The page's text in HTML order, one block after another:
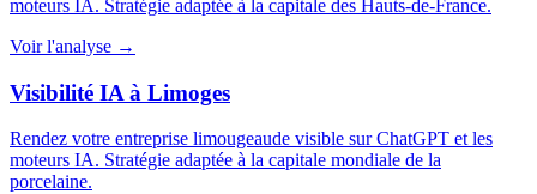
moteurs IA. Stratégie adaptée à la capitale des Hauts-de-France.
Voir l'analyse →
Visibilité IA à Limoges
Rendez votre entreprise limougeaude visible sur ChatGPT et les
moteurs IA. Stratégie adaptée à la capitale mondiale de la
porcelaine.